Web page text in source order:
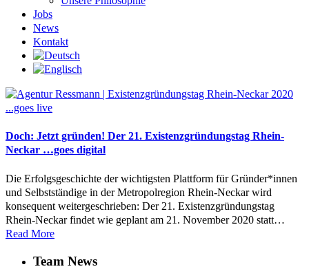
Jobs
News
Kontakt
Doch: Jetzt gründen! Der 21. Existenzgründungstag Rhein-
Neckar …goes digital
Die Erfolgsgeschichte der wichtigsten Plattform für Gründer*innen
und Selbstständige in der Metropolregion Rhein-Neckar wird
konsequent weitergeschrieben: Der 21. Existenzgründungstag
Rhein-Neckar findet wie geplant am 21. November 2020 statt…
Read More
Team News